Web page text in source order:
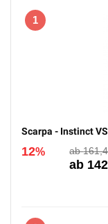
1
Scarpa - Instinct
12%